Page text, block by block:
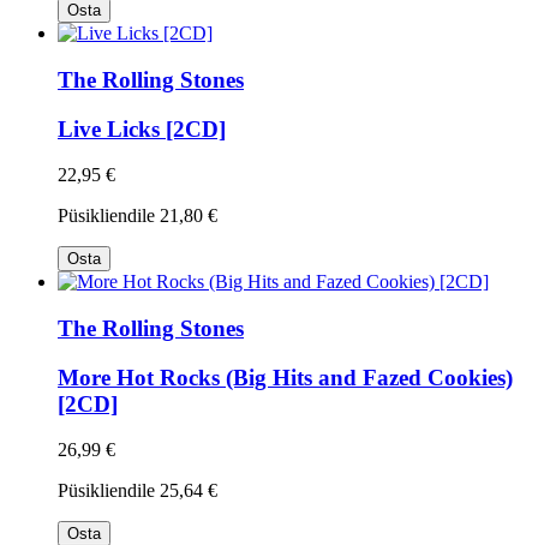
Osta
The Rolling Stones
Live Licks [2CD]
22,95 €
Püsikliendile 21,80 €
Osta
The Rolling Stones
More Hot Rocks (Big Hits and Fazed Cookies)
[2CD]
26,99 €
Püsikliendile 25,64 €
Osta